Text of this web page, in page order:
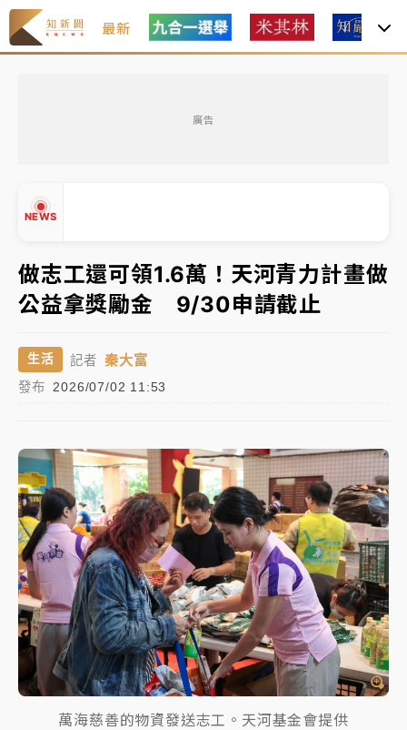
最新
廣告
NEWS
有片｜
連根拔起
中颱白海豚風雨來了！中部以北防豪雨 今晚、明天影
響最劇烈
白海豚逼近！北市水門只出不進 未移置車輛最高罰
油價持續凍漲！ 中油宣布下周一汽柴油價格維持不變
路鷹架倒塌壓2車
有片｜ 白海豚暴風圈逼近！新北淡水赫見龍捲風 榕樹
連根拔起
中颱白海豚風雨來了！中部以北防豪雨 今晚、明天影
響最劇烈
白海豚逼近！北市水門只出不進 未移置車輛最高罰
4800＋拖吊費
做志工還可領1.6萬！天河青力計畫做
公益拿獎勵金 9/30申請截止
生活 記者 秦大富
發布 2026/07/02 11:53
萬海慈善的物資發送志工。天河基金會提供